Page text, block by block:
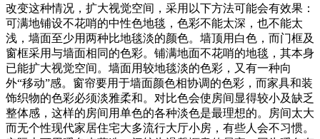
改变这种情况，扩大视觉空间，采用以下方法可能会有效果：
可满地铺设不花哨的中性色地毯，色彩不能太深，也不能太
浅，墙面至少用两种比地毯淡的颜色。墙顶用白色，而门框及
窗框采用与墙面相同的色彩。铺满地面不花哨的地毯，其本身
已能扩大视觉空间。墙面用较地毯淡的色彩，又有一种向
外“移动”感。窗帘要用于墙面颜色相协调的色彩，而家具和装
饰织物的色彩必须淡雅柔和。对比色会使房间显得较小及缺乏
整体感，这样的房间用单色的各种淡色是最理想的。房间太大
而无个性现代家居住宅大多流行大厅小房，有些人会不习惯。